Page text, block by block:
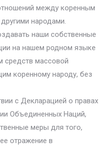
между коренным
народами.
наши собственные
на нашем родном языке
средств массовой
коренному народу, без
с Декларацией о правах
Объединенных Наций,
меры для того,
отражение в